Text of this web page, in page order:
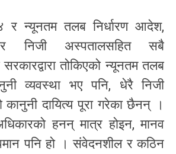
न्यूनतम तलब निर्धारण आदेश,
निजी अस्पतालसहित सबै
तोकिएको न्यूनतम तलब
व्यवस्था भए पनि, धेरै निजी
दायित्य पूरा गरेका छैनन् ।
हनन् मात्र होइन, मानव
पनि हो । संवेदनशील र कठिन